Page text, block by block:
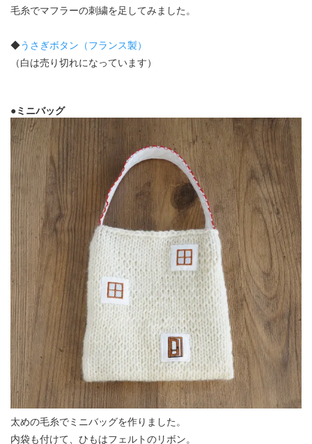
毛糸でマフラーの刺繍を足してみました。
◆うさぎボタン（フランス製）
（白は売り切れになっています）
●ミニバッグ
太めの毛糸でミニバッグを作りました。
内袋も付けて、ひもはフェルトのリボン。